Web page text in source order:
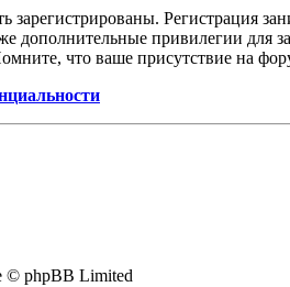
Регистрация
дополнительные привилегии для
что ваше присутствие на
© phpBB Limited